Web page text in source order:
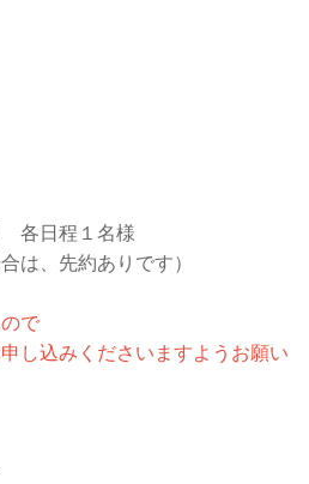
各日程１名様
は、先約ありです）
で
し込みくださいますようお願い